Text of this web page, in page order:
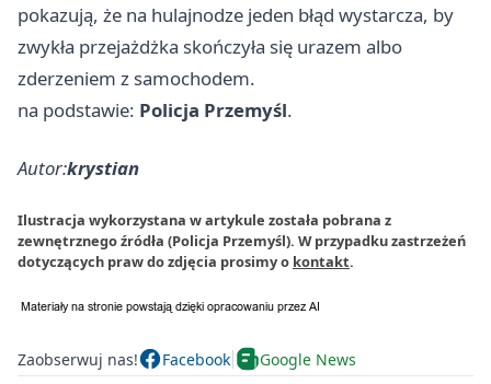
pokazują, że na hulajnodze jeden błąd wystarcza, by
zwykła przejażdżka skończyła się urazem albo
zderzeniem z samochodem.
na podstawie: Policja Przemyśl.
Autor:krystian
Ilustracja wykorzystana w artykule została pobrana z
zewnętrznego źródła (Policja Przemyśl). W przypadku zastrzeżeń
dotyczących praw do zdjęcia prosimy o kontakt.
Zaobserwuj nas! Facebook Google News